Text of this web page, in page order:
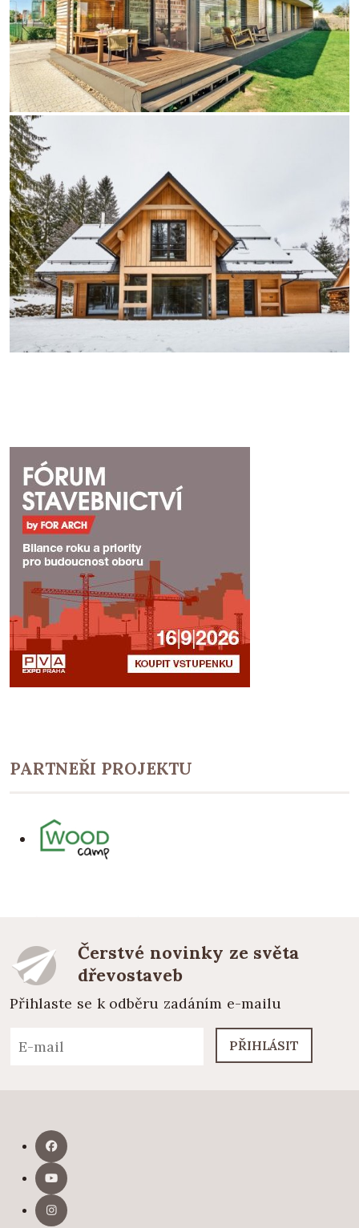
PARTNEŘI PROJEKTU
Čerstvé novinky ze světa
dřevostaveb
Přihlaste se k odběru zadáním e-mailu
PŘIHLÁSIT